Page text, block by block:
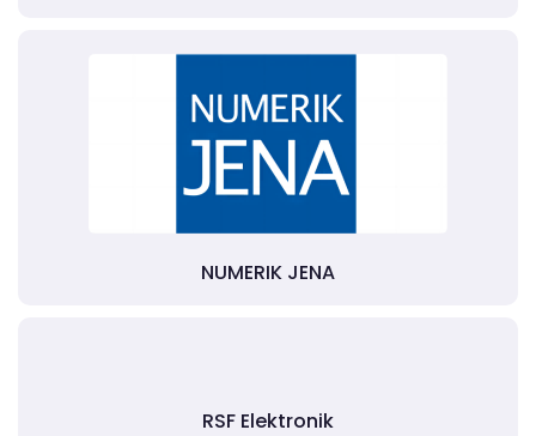
NUMERIK JENA
RSF Elektronik